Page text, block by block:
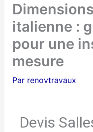
italienne :
pour une
mesure
Par renovtravaux
Devis